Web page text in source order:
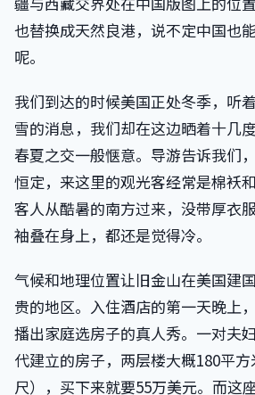
也替换成天然良港，说不定中国也
呢。
我们到达的时候美国正处冬季，听
雪的消息，我们却在这边晒着十几
春夏之交一般惬意。导游告诉我们
恒定，来这里的观光客经常是棉袄
客人从酷暑的南方过来，没带厚衣
袖叠在身上，都还是觉得冷。
气候和地理位置让旧金山在美国建
贵的地区。入住酒店的第一天晚上
播出家庭选房子的真人秀。一对夫
代建立的房子，两层楼大概180平
尺），买下来就要55万美元。而这